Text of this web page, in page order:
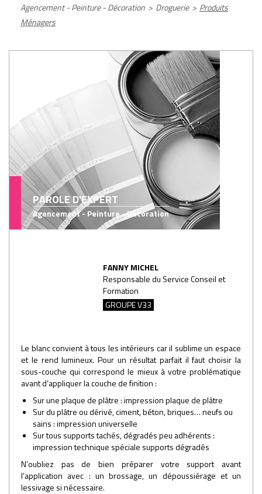
Agencement - Peinture - Décoration > Droguerie > Produits
Ménagers
PAROLE D'EXPERT
Agencement - Peinture - Décoration
FANNY MICHEL
Responsable du Service Conseil et
Formation
GROUPE V33
Le blanc convient à tous les intérieurs car il sublime un espace
et le rend lumineux. Pour un résultat parfait il faut choisir la
sous-couche qui correspond le mieux à votre problématique
avant d’appliquer la couche de finition :
Sur une plaque de plâtre : impression plaque de plâtre
Sur du plâtre ou dérivé, ciment, béton, briques… neufs ou
sains : impression universelle
Sur tous supports tachés, dégradés peu adhérents :
impression technique spéciale supports dégradés
N’oubliez pas de bien préparer votre support avant
l’application avec : un brossage, un dépoussiérage et un
lessivage si nécessaire.